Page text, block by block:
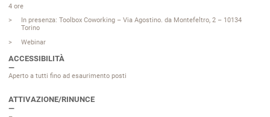
4 ore
In presenza: Toolbox Coworking – Via Agostino. da Montefeltro, 2 – 10134
Torino
Webinar
ACCESSIBILITÀ
Aperto a tutti fino ad esaurimento posti
ATTIVAZIONE/RINUNCE